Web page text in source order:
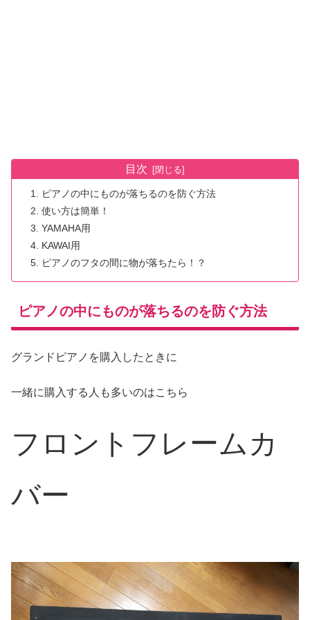
目次
ピアノの中にものが落ちるのを防ぐ方法
使い方は簡単！
YAMAHA用
KAWAI用
ピアノのフタの間に物が落ちたら！？
ピアノの中にものが落ちるのを防ぐ方法
グランドピアノを購入したときに
一緒に購入する人も多いのはこちら
フロントフレームカ
バー